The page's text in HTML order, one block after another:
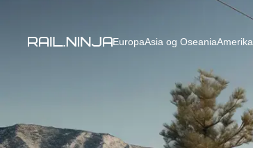
EuropaAsia og OseaniaAmerika